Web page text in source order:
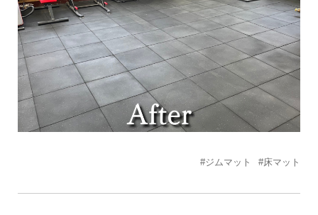
#ジムマット #床マット